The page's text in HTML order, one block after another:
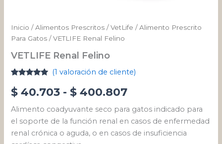
Inicio /Alimentos Prescritos /VetLife /Alimento Prescrito
Para Gatos / VETLIFE Renal Felino
VETLIFE Renal Felino
con5.00 de
5 en base
de un
cliente
(1 valoración de cliente)
$ 40.703 - $ 400.807
Alimento coadyuvante seco para gatos indicado para
el soporte de la función renal en casos de enfermedad
renal crónica o aguda, o en casos de insuficiencia